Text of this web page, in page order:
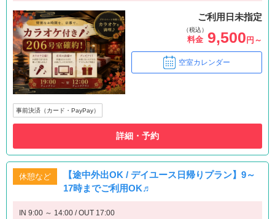
ご利用日未指定
（税込）
料金 9,500 円～
空室カレンダー
事前決済（カード・PayPay）
詳細・予約
休憩など
【途中外出OK / デイユース日帰りプラン】9～
17時までご利用OK♬
IN 9:00 ～ 14:00 / OUT 17:00